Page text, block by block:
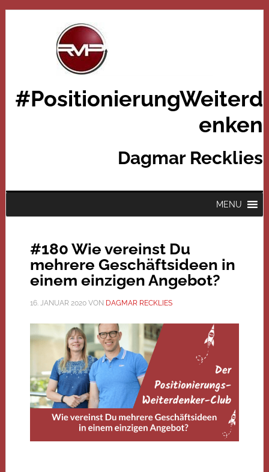
#PositionierungWeiterd
enken
Dagmar Recklies
MENU
#180 Wie vereinst Du
mehrere Geschäftsideen in
einem einzigen Angebot?
16. JANUAR 2020VON DAGMAR RECKLIES